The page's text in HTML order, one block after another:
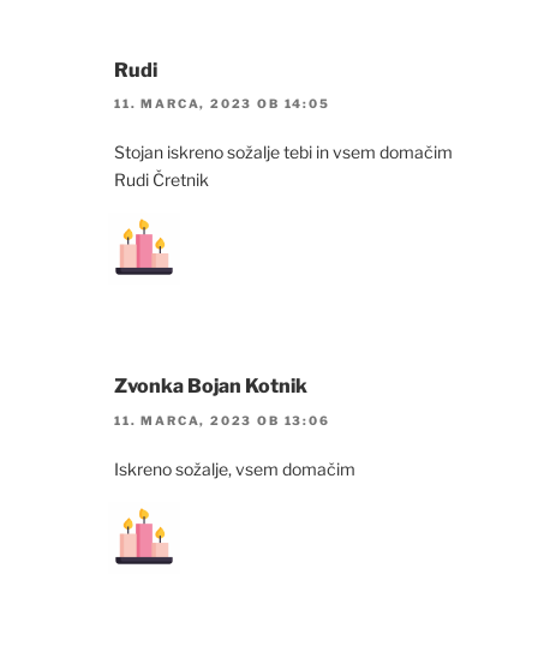
Rudi
11. MARCA, 2023 OB 14:05
Stojan iskreno sožalje tebi in vsem domačim
Rudi Čretnik
Zvonka Bojan Kotnik
11. MARCA, 2023 OB 13:06
Iskreno sožalje, vsem domačim